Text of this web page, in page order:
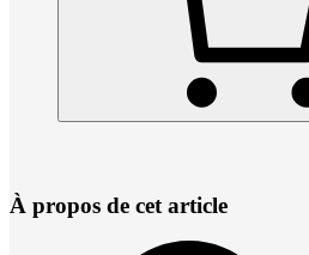
À propos de cet article